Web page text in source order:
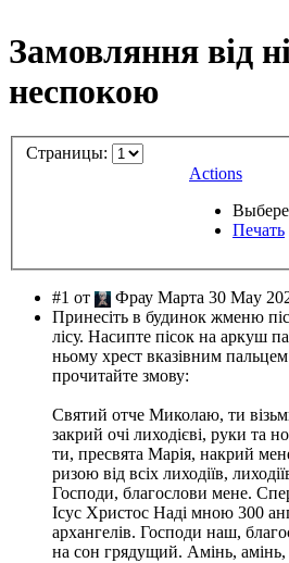
Замовляння від
неспокою
Страницы:
Actions
Печать
#1 от
Фрау Марта 30 May
Принесіть в будинок жменю
лісу. Насипте пісок на аркуш
ньому хрест вказівним пальцем
прочитайте змову:
Святий отче Миколаю, ти
закрий очі лиходієві, руки та
ти, пресвята Марія, накрий
ризою від всіх лиходіїв,
Господи, благослови мене.
Ісус Христос Наді мною 300
архангелів. Господи наш,
на сон грядущий. Амінь, амінь,